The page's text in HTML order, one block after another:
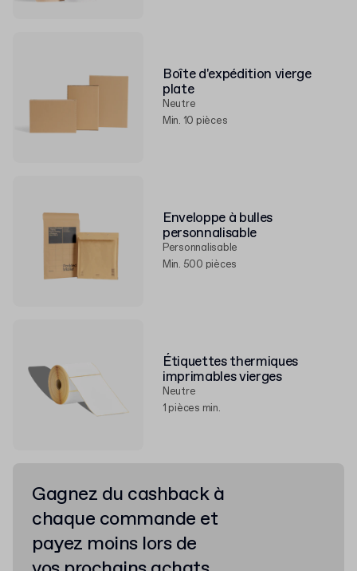
Boîte d'expédition vierge
plate
Neutre
Min. 10 pièces
Enveloppe à bulles
personnalisable
Personnalisable
Min. 500 pièces
Étiquettes thermiques
imprimables vierges
Neutre
1 pièces min.
Gagnez du cashback à
chaque commande et
payez moins lors de